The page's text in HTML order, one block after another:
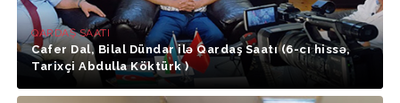
QARDAŞ SAATI
Cafer Dal, Bilal Dündar ilə Qardaş Saatı (6-cı hissə,
Tarixçi Abdulla Köktürk )